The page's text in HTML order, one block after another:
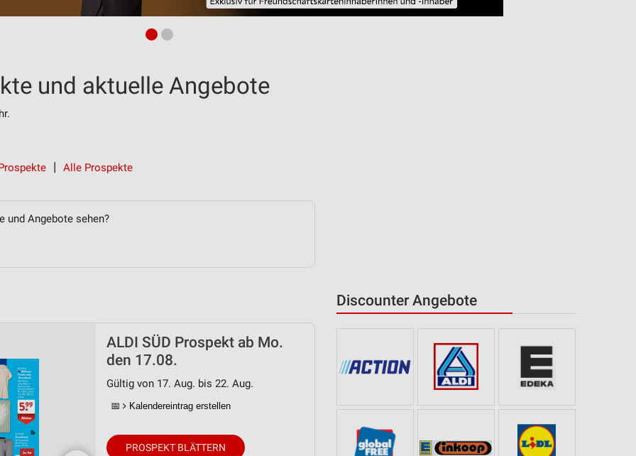
Discounter Angebote
und aktuelle Angebote
Alle Prospekte
und Angebote sehen?
ALDI SÜD Prospekt ab Mo.
den 17.08.
Gültig von 17. Aug. bis 22. Aug.
📅 Kalendereintrag erstellen
PROSPEKT BLÄTTERN